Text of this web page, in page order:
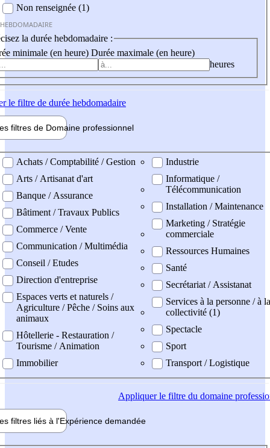
Non renseignée (1)
la durée hebdomadaire :
minimale (en heure) Durée maximale (en heure)
heures
le filtre de durée hebdomadaire
filtres de Domaine professionnel
professionel
Achats / Comptabilité / Gestion
Arts / Artisanat d'art
Banque / Assurance
Bâtiment / Travaux Publics
Commerce / Vente
Communication / Multimédia
Conseil / Etudes
Direction d'entreprise
Espaces verts et naturels /
Agriculture / Pêche / Soins aux
animaux
Hôtellerie - Restauration /
Tourisme / Animation
Immobilier
Industrie
Informatique /
Télécommunication
Installation / Maintenance
Marketing / Stratégie
commerciale
Ressources Humaines
Santé
Secrétariat / Assistanat
Services à la personne / à la
collectivité (1)
Spectacle
Sport
Transport / Logistique
Appliquerle filtre du domaine
filtres liés à l'Expérience demandée